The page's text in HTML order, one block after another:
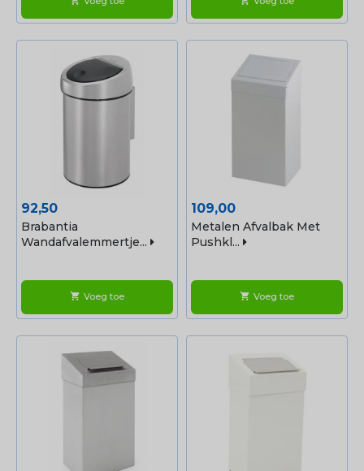
Prijs
92,50
Brabantia
Wandafvalemmertje...
shopping_cart Voeg toe
Prijs
109,00
Metalen Afvalbak Met
Pushkl...
shopping_cart Voeg toe